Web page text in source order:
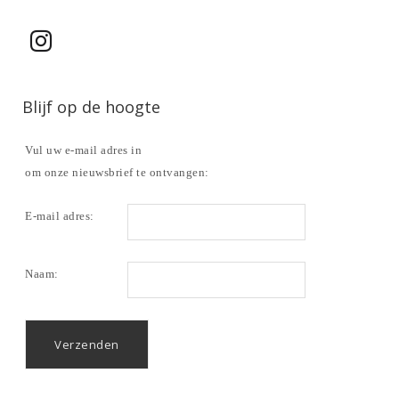
Blijf op de hoogte
Vul uw e-mail adres in
om onze nieuwsbrief te ontvangen:
E-mail adres:
Naam: